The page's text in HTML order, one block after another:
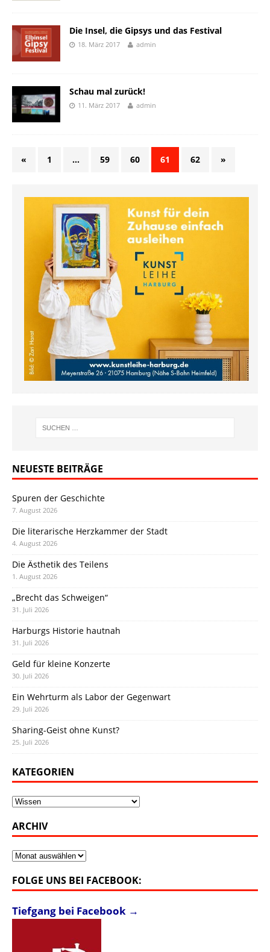
Die Insel, die Gipsys und das Festival
18. März 2017 admin
Schau mal zurück!
11. März 2017 admin
« 1 … 59 60 61 62 »
NEUESTE BEITRÄGE
Spuren der Geschichte
7. August 2026
Die literarische Herzkammer der Stadt
4. August 2026
Die Ästhetik des Teilens
1. August 2026
„Brecht das Schweigen“
31. Juli 2026
Harburgs Historie hautnah
31. Juli 2026
Geld für kleine Konzerte
30. Juli 2026
Ein Wehrturm als Labor der Gegenwart
29. Juli 2026
Sharing-Geist ohne Kunst?
25. Juli 2026
KATEGORIEN
Kategorien
ARCHIV
Archiv
FOLGE UNS BEI FACEBOOK:
Tiefgang bei Facebook →